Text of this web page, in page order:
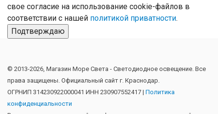
свое согласие на использование cookie-файлов в
соответствии с нашей политикой приватности.
Подтверждаю
© 2013-2026, Магазин Море Света - Cветодиодное освещение. Все
права защищены. Официальный сайт г. Краснодар.
ОГРНИП 314230922000041 ИНН 230907552417 | Политика
конфиденциальности